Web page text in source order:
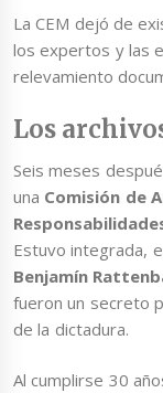
La CEM dejó de
los expertos y las
relevamiento
Los
Seis meses
una Comisión de
Estuvo integrada,
Benjamín
fueron un secreto
de la dictadura.
Al cumplirse 30